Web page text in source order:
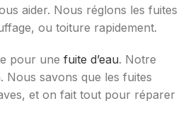
aider. Nous réglons les fuites
ou toiture rapidement.
pour une fuite d’eau. Notre
Nous savons que les fuites
et on fait tout pour réparer